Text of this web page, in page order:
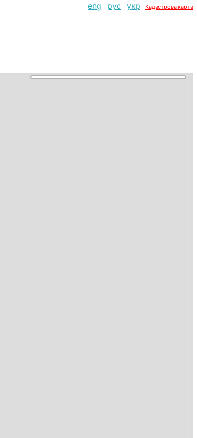
eng рус укр Кадастрова карта